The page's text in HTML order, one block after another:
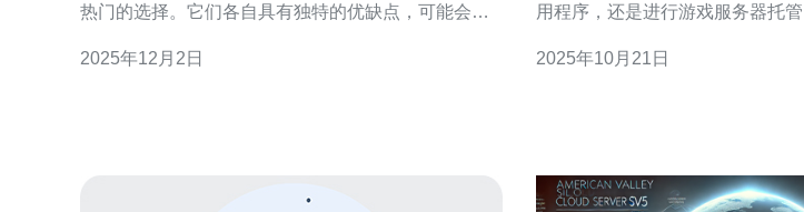
热门的选择。它们各自具有独特的优缺点，可能会影
点，帮助您做出明智的选择。 以下是关于新加坡VPS
2025年12月2日
用程序，还是进行游戏服务器托
么，市场上有哪些值得推荐的VPS
2025年10月21日